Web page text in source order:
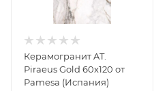
Керамогранит AT.
Piraeus Gold 60x120 от
Pamesa (Испания)